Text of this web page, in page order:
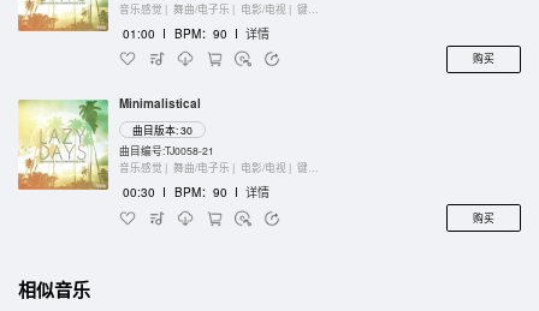
音乐感觉 | 舞曲/电子乐 | 电影/电视 | 键盘乐器
01:00 I BPM：90 I 详情
购买
Minimalistical
曲目版本: 30
曲目编号:TJ0058-21
音乐感觉 | 舞曲/电子乐 | 电影/电视 | 键盘乐器
00:30 I BPM：90 I 详情
购买
相似音乐